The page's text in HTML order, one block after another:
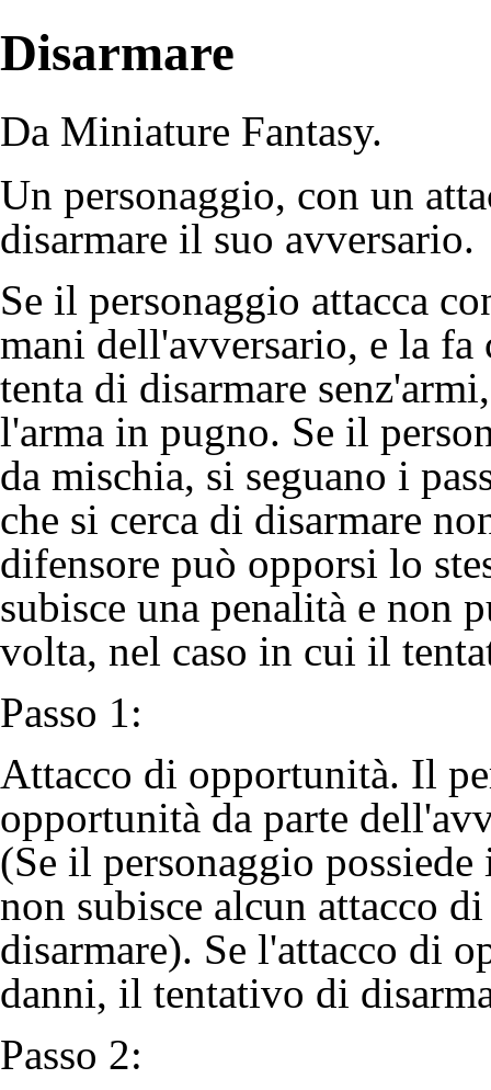
Disarmare
Da Miniature Fantasy.
Un personaggio, con un
disarmare il suo avversario.
Se il personaggio attacca
mani dell'avversario, e la fa
tenta di disarmare
l'arma in pugno. Se il
da mischia, si seguano i
che si cerca di disarmare
difensore può opporsi lo
subisce una penalità e non
volta, nel caso in cui il
Passo 1:
Attacco di opportunità. Il
opportunità da parte
(Se il personaggio
non subisce alcun attacco
disarmare). Se l'attacco di
danni, il tentativo di
Passo 2: